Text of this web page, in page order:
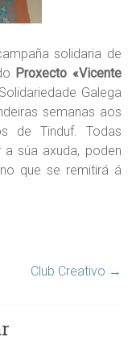
solidaria de
Proxecto «Vicente
Galega
semanas aos
de Tinduf. Todas
súa axuda, poden
que se remitirá á
Club Creativo →